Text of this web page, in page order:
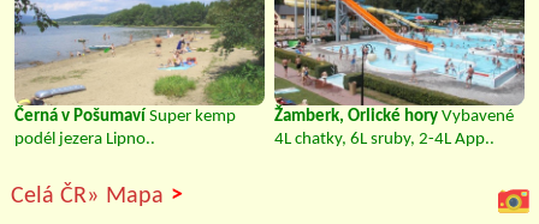
Černá v Pošumaví Super kemp
podél jezera Lipno..
Žamberk, Orlické hory Vybavené
4L chatky, 6L sruby, 2-4L App..
Celá ČR» Mapa >